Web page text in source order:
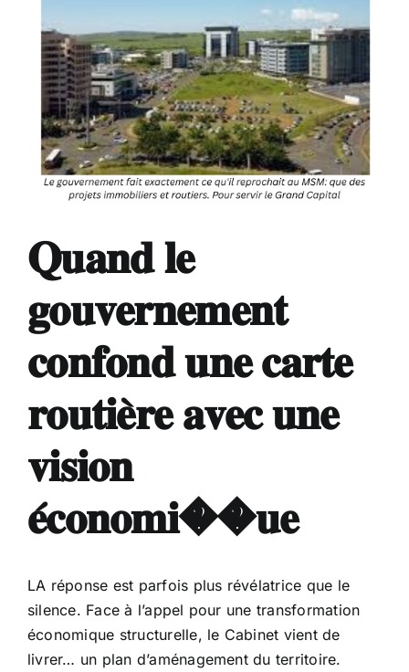
𝐐𝐮𝐚𝐧𝐝 𝐥𝐞
𝐠𝐨𝐮𝐯𝐞𝐫𝐧𝐞𝐦𝐞𝐧𝐭
𝐜𝐨𝐧𝐟𝐨𝐧𝐝 𝐮𝐧𝐞 𝐜𝐚𝐫𝐭𝐞
𝐫𝐨𝐮𝐭𝐢𝐞̀𝐫𝐞 𝐚𝐯𝐞𝐜 𝐮𝐧𝐞
𝐯𝐢𝐬𝐢𝐨𝐧
𝐞́𝐜𝐨𝐧𝐨𝐦𝐢��𝐮𝐞
LA réponse est parfois plus révélatrice que le
silence. Face à l’appel pour une transformation
économique structurelle, le Cabinet vient de
livrer… un plan d’aménagement du territoire.